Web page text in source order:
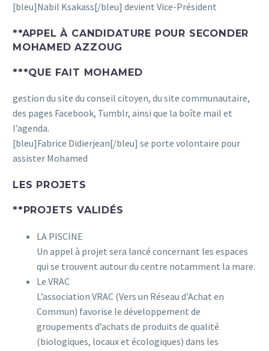
[bleu]Nabil Ksakass[/bleu] devient Vice-Président
**APPEL À CANDIDATURE POUR SECONDER
MOHAMED AZZOUG
***QUE FAIT MOHAMED
gestion du site du conseil citoyen, du site communautaire,
des pages Facebook, Tumblr, ainsi que la boîte mail et
l’agenda.
[bleu]Fabrice Didierjean[/bleu] se porte volontaire pour
assister Mohamed
LES PROJETS
**PROJETS VALIDÉS
LA PISCINE
Un appel à projet sera lancé concernant les espaces
qui se trouvent autour du centre notamment la mare.
Le VRAC
L’association VRAC (Vers un Réseau d’Achat en
Commun) favorise le développement de
groupements d’achats de produits de qualité
(biologiques, locaux et écologiques) dans les